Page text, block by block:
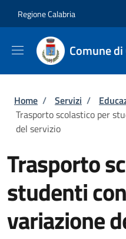
Regione Calabria
Comune
Briciole di
Home / Servizi /
Trasporto scolastico per
del servizio
Trasporto
studenti
variazione